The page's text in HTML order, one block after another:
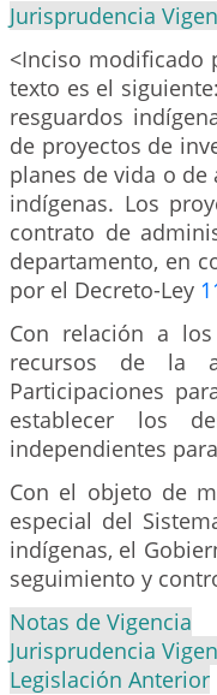
Jurisprudencia
<Inciso modificado
texto es el
resguardos
de proyectos de
planes de vida o
indígenas. Los
contrato de
departamento, en
por el Decreto-Ley
Con relación a
recursos de la
Participaciones
establecer los
independientes
Con el objeto de
especial del
indígenas, el
seguimiento y
Notas de Vigencia
Jurisprudencia
Legislación Anterior